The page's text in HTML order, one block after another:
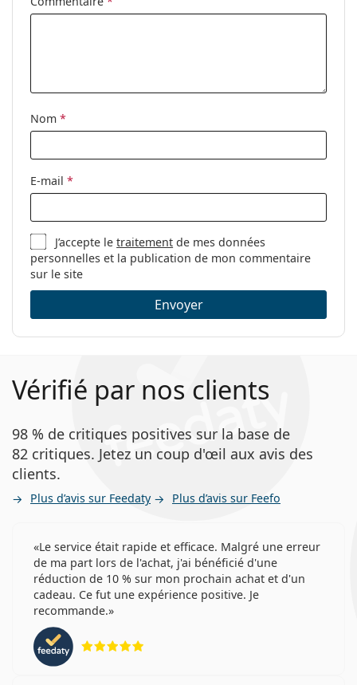
Autres
Sexe:
Marque:
Nom *
E-mail *
J’accepte letraitement de mes données
personnelles et la publication de mon commentaire
sur le site
Envoyer
Vérifié par nos clients
98 % de critiques positives sur la base de
82 critiques. Jetez un coup d'œil aux avis des
clients.
Plus d’avis sur Feedaty Plus d’avis sur Feefo
Le service était rapide et efficace. Malgré une erreur
de ma part lors de l'achat, j'ai bénéficié d'une
réduction de 10 % sur mon prochain achat et d'un
cadeau. Ce fut une expérience positive. Je
recommande.